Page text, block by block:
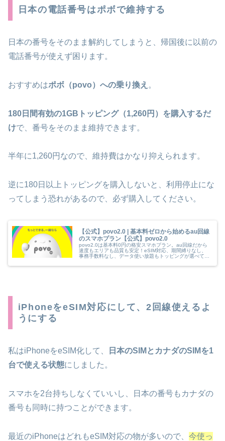
日本の電話番号はポボで維持する
日本の番号をそのまま解約してしまうと、帰国後に以前の
電話番号が使えず困ります。
おすすめはポボ（povo）への乗り換え 。
180日間有効の1GBトッピング（1,260円）を購入するだ
けで、番号をそのまま維持できます。
半年に1,260円なので、維持費はかなり抑えられます。
逆に180日以上トッピングを購入しないと、利用停止にな
ってしまう恐れがあるので、必ず購入してください。
【公式】povo2.0 | 基本料ゼロから始めるau回線
のスマホプラン【公式】povo2.0
povo2.0は基本料0円の格安スマホプラン。au回線だから
速度もエリアも品質も安定！eSIM対応、期間縛りなし、
事務手数料なし、データ使い放題もトッピングが選べて、
iPhoneをeSIM対応にして、2回線使えるよ
うにする
私はiPhoneをeSIM化して、
日本のSIMとカナダのSIMを1
台で使える状態にしました。
スマホを2台持ちしなくていいし、日本の番号もカナダの
番号も同時に持つことができます。
最近のiPhoneはどれもeSIM対応の物が多いので、 今使っ